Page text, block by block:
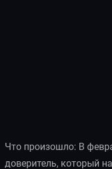
Что произошло: В
доверитель, который